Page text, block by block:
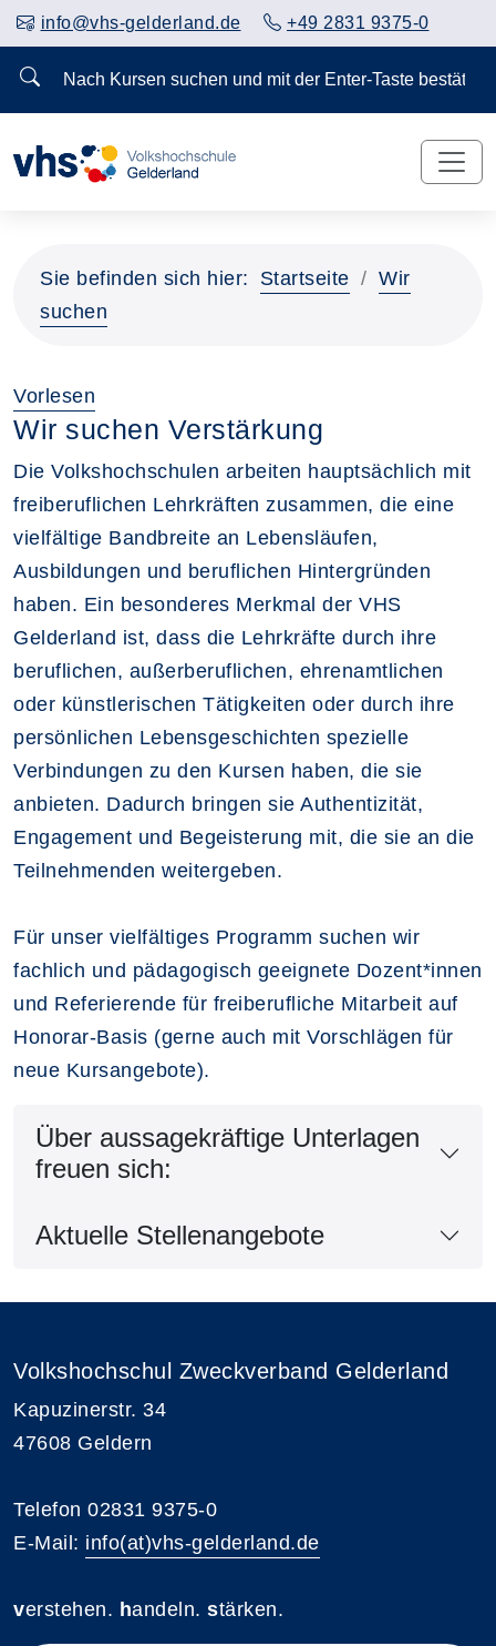
info@vhs-gelderland.de +49 2831 9375-0
Nach Kursen suchen und mit der Enter-Taste
Sie befinden sich hier: Startseite
Wir
suchen
Vorlesen
Wir suchen Verstärkung
Die Volkshochschulen arbeiten hauptsächlich mit
freiberuflichen Lehrkräften zusammen, die eine
vielfältige Bandbreite an Lebensläufen,
Ausbildungen und beruflichen Hintergründen
haben. Ein besonderes Merkmal der VHS
Gelderland ist, dass die Lehrkräfte durch ihre
beruflichen, außerberuflichen, ehrenamtlichen
oder künstlerischen Tätigkeiten oder durch ihre
persönlichen Lebensgeschichten spezielle
Verbindungen zu den Kursen haben, die sie
anbieten. Dadurch bringen sie Authentizität,
Engagement und Begeisterung mit, die sie an die
Teilnehmenden weitergeben.
Für unser vielfältiges Programm suchen wir
fachlich und pädagogisch geeignete Dozent*innen
und Referierende für freiberufliche Mitarbeit auf
Honorar-Basis (gerne auch mit Vorschlägen für
neue Kursangebote).
Über aussagekräftige Unterlagen
freuen sich:
Aktuelle Stellenangebote
Volkshochschul Zweckverband Gelderland
Kapuzinerstr. 34
47608 Geldern
Telefon 02831 9375-0
E-Mail: info(at)vhs-gelderland.de
verstehen. handeln. stärken.